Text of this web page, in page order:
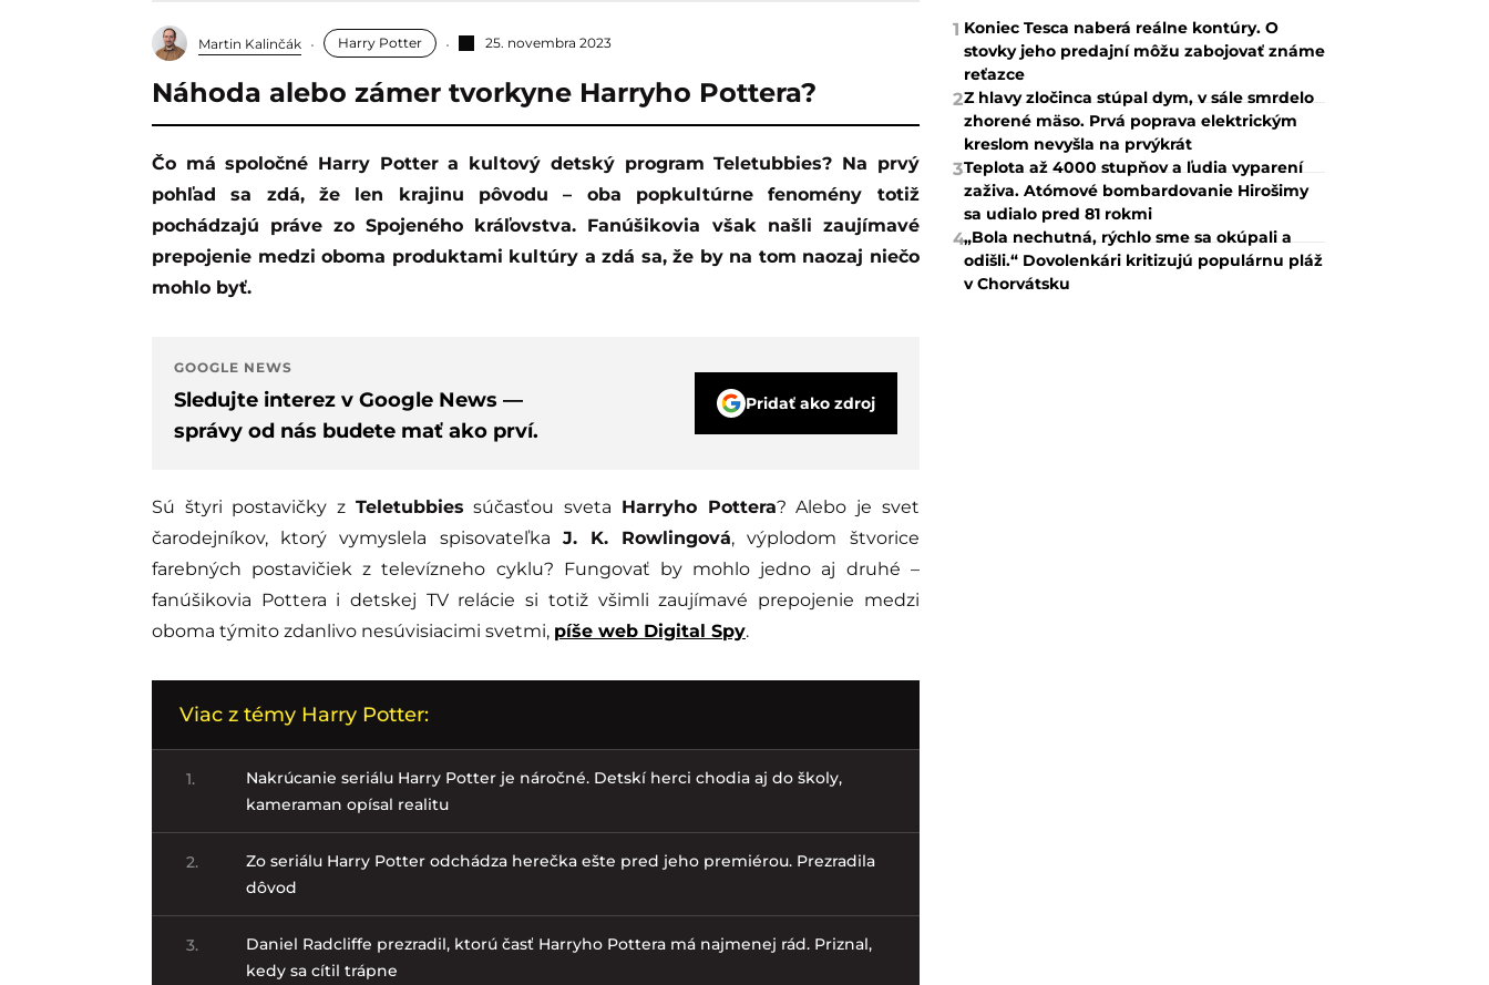
Martin Kalinčák Harry Potter 25. novembra 2023
Náhoda alebo zámer tvorkyne Harryho Pottera?
Čo má spoločné Harry Potter a kultový detský program Teletubbies? Na prvý
pohľad sa zdá, že len krajinu pôvodu – oba popkultúrne fenomény totiž
pochádzajú práve zo Spojeného kráľovstva. Fanúšikovia však našli zaujímavé
prepojenie medzi oboma produktami kultúry a zdá sa, že by na tom naozaj niečo
mohlo byť.
GOOGLE NEWS
Sledujte interez v Google News —
správy od nás budete mať ako prví.
Pridať ako zdroj
Sú štyri postavičky z Teletubbies súčasťou sveta Harryho Pottera? Alebo je svet
čarodejníkov, ktorý vymyslela spisovateľka J. K. Rowlingová, výplodom štvorice
farebných postavičiek z televízneho cyklu? Fungovať by mohlo jedno aj druhé –
fanúšikovia Pottera i detskej TV relácie si totiž všimli zaujímavé prepojenie medzi
oboma týmito zdanlivo nesúvisiacimi svetmi, píše web Digital Spy.
Viac z témy Harry Potter:
1.
Nakrúcanie seriálu Harry Potter je náročné. Detskí herci chodia aj do školy,
kameraman opísal realitu
2.
Zo seriálu Harry Potter odchádza herečka ešte pred jeho premiérou. Prezradila
dôvod
3.
Daniel Radcliffe prezradil, ktorú časť Harryho Pottera má najmenej rád. Priznal,
kedy sa cítil trápne
1 Koniec Tesca naberá reálne kontúry. O
stovky jeho predajní môžu zabojovať známe
reťazce
2Z hlavy zločinca stúpal dym, v sále smrdelo
zhorené mäso. Prvá poprava elektrickým
kreslom nevyšla na prvýkrát
3Teplota až 4000 stupňov a ľudia vyparení
zaživa. Atómové bombardovanie Hirošimy
sa udialo pred 81 rokmi
4„Bola nechutná, rýchlo sme sa okúpali a
odišli.“ Dovolenkári kritizujú populárnu pláž
v Chorvátsku